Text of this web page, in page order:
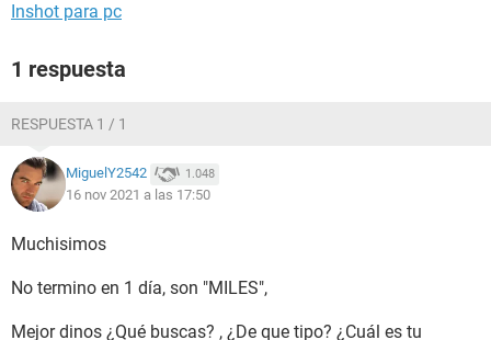
Inshot para pc
1 respuesta
RESPUESTA 1 / 1
MiguelY2542 1.048
16 nov 2021 a las 17:50
Muchisimos
No termino en 1 día, son "MILES",
Mejor dinos ¿Qué buscas? , ¿De que tipo? ¿Cuál es tu